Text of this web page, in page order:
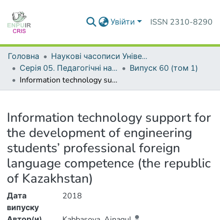
Увійти ISSN 2310-8290
Головна
Наукові часописи Університету
Серія 05. Педагогічні науки: реалії та перспективи
Випуск 60 (том 1)
Information technology support for the development of engineering students’ professional foreign language competence (the republic of Kazakhstan)
Information technology support for
the development of engineering
students’ professional foreign
language competence (the republic
of Kazakhstan)
Дата
випуску
2018